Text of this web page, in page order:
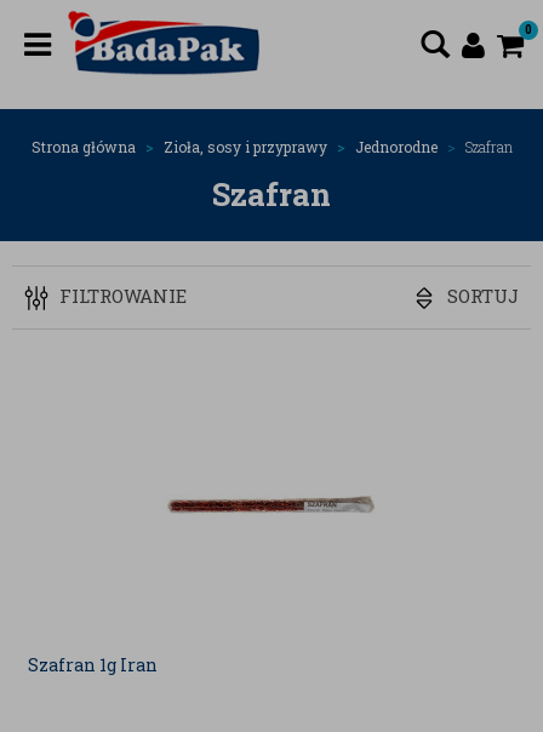
0
Strona główna Zioła, sosy i przyprawy Jednorodne Szafran
Szafran
FILTROWANIE SORTUJ
Szafran 1g Iran